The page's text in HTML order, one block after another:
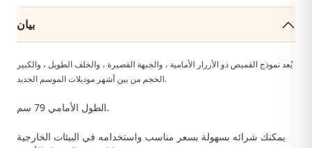
بيان
يُعد نموذج القميص ذو الأزرار الأمامية ، والجبهة القصيرة ، والخلف الطويل ، والكبير
الحجم من بين أشهر موديلات الموسم الجديد.
الطول الأمامي 79 سم.
يمكنك شرائه بسهولة بسعر مناسب واستخدامه في البيئات الخارجية